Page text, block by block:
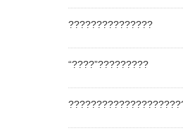
???????????????
“????”?????????